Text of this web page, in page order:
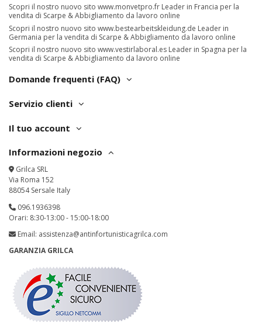
Scopri il nostro nuovo sito www.monvetpro.fr Leader in Francia per la
vendita di Scarpe & Abbigliamento da lavoro online
Scopri il nostro nuovo sito www.bestearbeitskleidung.de Leader in
Germania per la vendita di Scarpe & Abbigliamento da lavoro online
Scopri il nostro nuovo sito www.vestirlaboral.es Leader in Spagna per la
vendita di Scarpe & Abbigliamento da lavoro online
Domande frequenti (FAQ)
Servizio clienti
Il tuo account
Informazioni negozio
Grilca SRL
Via Roma 152
88054 Sersale Italy
096.1936398
Orari: 8:30-13:00 - 15:00-18:00
Email: assistenza@antinfortunisticagrilca.com
GARANZIA GRILCA